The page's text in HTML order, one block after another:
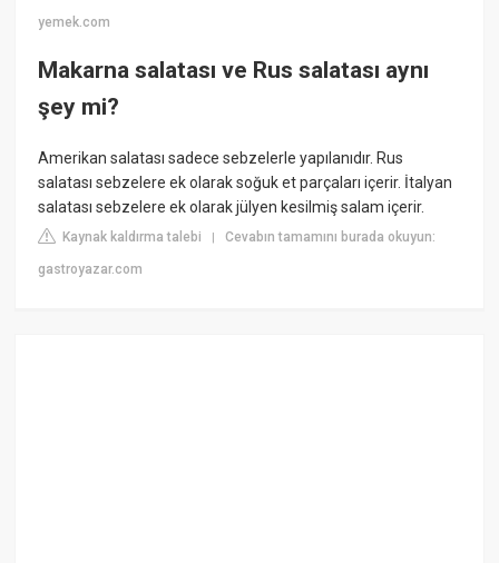
yemek.com
Makarna salatası ve Rus salatası aynı
şey mi?
Amerikan salatası sadece sebzelerle yapılanıdır. Rus
salatası sebzelere ek olarak soğuk et parçaları içerir. İtalyan
salatası sebzelere ek olarak jülyen kesilmiş salam içerir.
Kaynak kaldırma talebi |Cevabın tamamını burada okuyun:
gastroyazar.com